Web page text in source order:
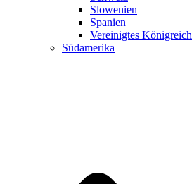
Slowenien
Spanien
Vereinigtes Königreich
Südamerika